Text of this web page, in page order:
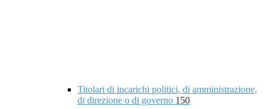
Titolari di incarichi politici, di amministrazione,
di direzione o di governo 150